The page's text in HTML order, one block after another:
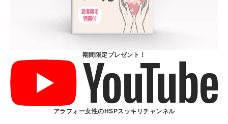
期間限定プレゼント！
アラフォー女性のHSPスッキリチャンネル